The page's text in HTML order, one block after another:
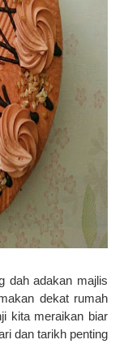
dah adakan majlis
dekat rumah
kita meraikan biar
dan tarikh penting